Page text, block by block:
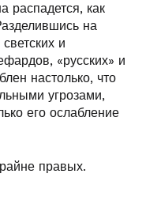
распадется, как
на
и
«русских» и
настолько, что
угрозами,
его ослабление
правых.